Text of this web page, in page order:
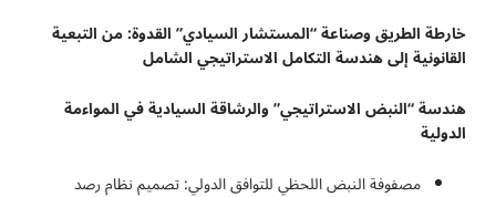
خارطة الطريق وصناعة “المستشار السيادي” القدوة: من التبعية
القانونية إلى هندسة التكامل الاستراتيجي الشامل
هندسة “النبض الاستراتيجي” والرشاقة السيادية في المواءمة
الدولية
مصفوفة النبض اللحظي للتوافق الدولي: تصميم نظام رصد